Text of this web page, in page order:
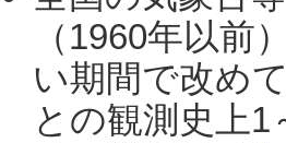
（1960年以
い期間で改め
との観測史上